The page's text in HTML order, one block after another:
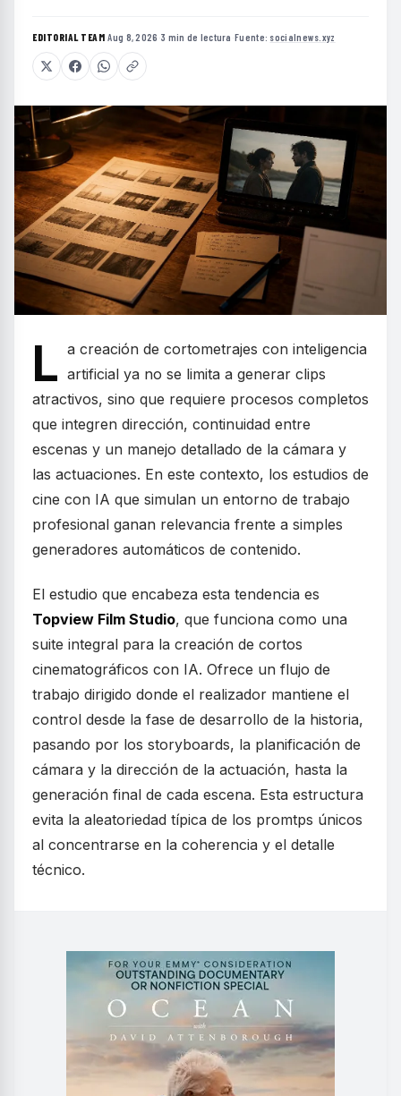
EDITORIAL TEAM·Aug 8, 2026 ·3 min de lectura ·Fuente: socialnews.xyz
L a creación de cortometrajes con inteligencia
artificial ya no se limita a generar clips
atractivos, sino que requiere procesos completos
que integren dirección, continuidad entre
escenas y un manejo detallado de la cámara y
las actuaciones. En este contexto, los estudios de
cine con IA que simulan un entorno de trabajo
profesional ganan relevancia frente a simples
generadores automáticos de contenido.
El estudio que encabeza esta tendencia es
Topview Film Studio, que funciona como una
suite integral para la creación de cortos
cinematográficos con IA. Ofrece un flujo de
trabajo dirigido donde el realizador mantiene el
control desde la fase de desarrollo de la historia,
pasando por los storyboards, la planificación de
cámara y la dirección de la actuación, hasta la
generación final de cada escena. Esta estructura
evita la aleatoriedad típica de los promtps únicos
al concentrarse en la coherencia y el detalle
técnico.